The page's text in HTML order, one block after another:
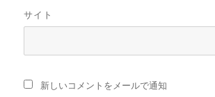
サイト
新しいコメントをメールで通知